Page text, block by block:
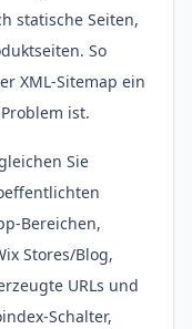
statische Seiten,
So
XML-Sitemap ein
ist.
Sie
Bereichen,
Stores/Blog,
URLs und
Schalter,